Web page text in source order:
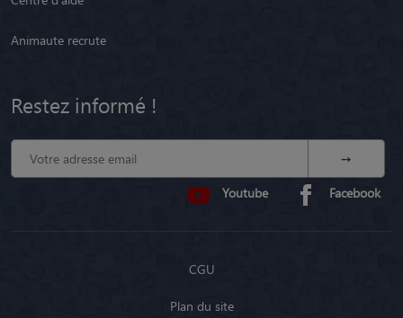
Animaute recrute
Restez informé !
Youtube Facebook
CGU
Plan du site